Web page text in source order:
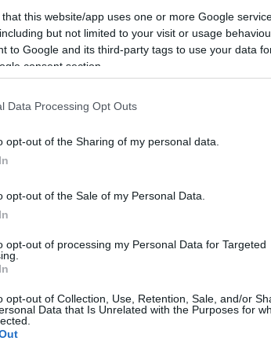
that this website/app uses one or more Google
but not limited to your visit or usage
to Google and its third-party tags to use your data
consent section.
Data Processing Opt Outs
opt-out of the Sharing of my personal data.
opt-out of the Sale of my Personal Data.
opt-out of processing my Personal Data for Targeted
opt-out of Collection, Use, Retention, Sale, and/or
Data that Is Unrelated with the Purposes for
10 milioni di euro per tre anni
nella sezioneLogindal menù del sito o
Scuole Gallura